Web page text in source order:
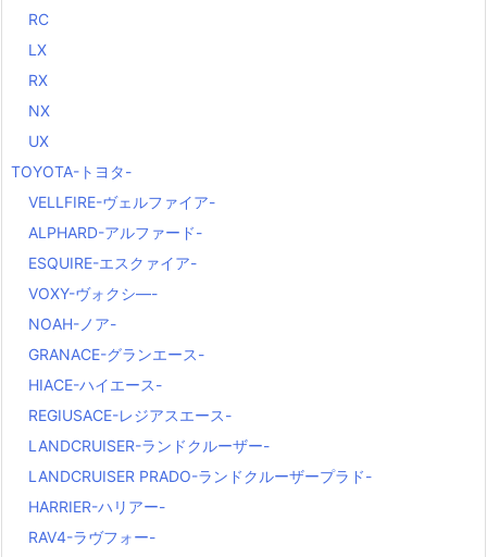
RC
LX
RX
NX
UX
TOYOTA-トヨタ-
VELLFIRE-ヴェルファイア-
ALPHARD-アルファード-
ESQUIRE-エスクァイア-
VOXY-ヴォクシ―-
NOAH-ノア-
GRANACE-グランエース-
HIACE-ハイエース-
REGIUSACE-レジアスエース-
LANDCRUISER-ランドクルーザー-
LANDCRUISER PRADO-ランドクルーザープラド-
HARRIER-ハリアー-
RAV4-ラヴフォー-